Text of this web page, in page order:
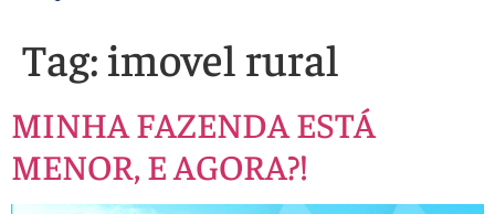
Tag:imovel rural
MINHA FAZENDA ESTÁ
MENOR, E AGORA?!